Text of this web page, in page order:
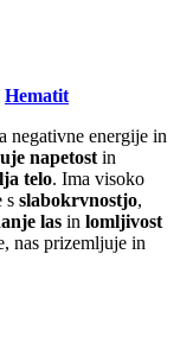
Hematit
negativne energije in
napetost in
telo. Ima visoko
s slabokrvnostjo,
las in lomljivost
nas prizemljuje in